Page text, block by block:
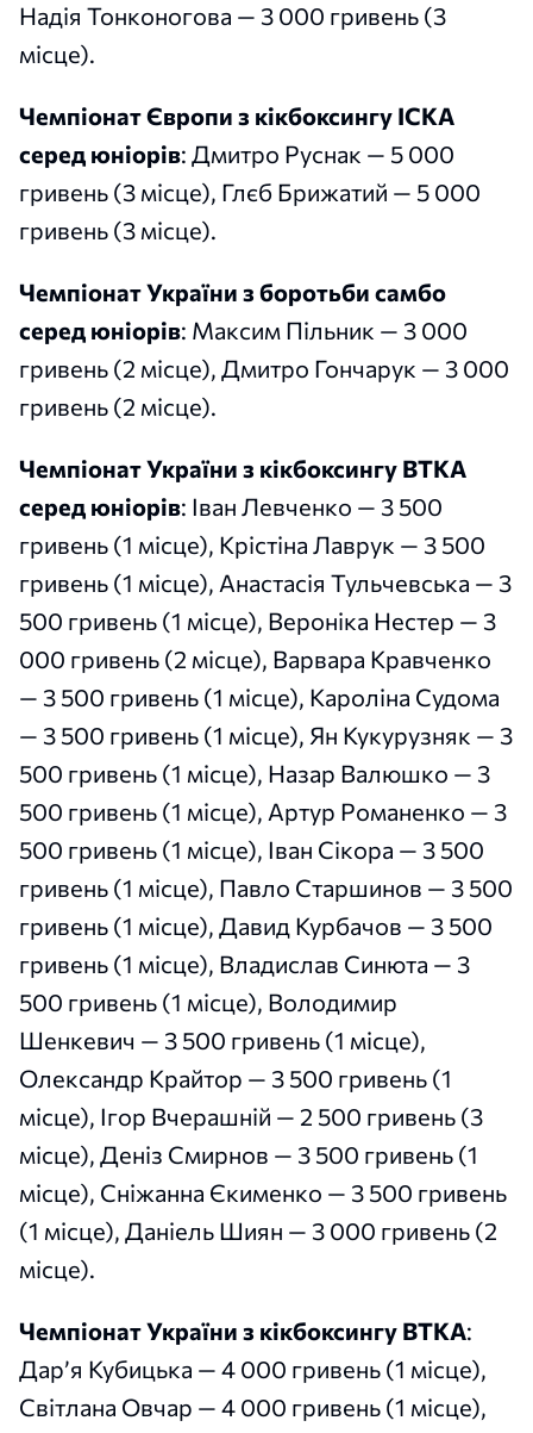
Надія Тонконогова — 3 000 гривень (3
місце).
Чемпіонат Європи з кікбоксингу ІСКА
серед юніорів: Дмитро Руснак — 5 000
гривень (3 місце), Глєб Брижатий — 5 000
гривень (3 місце).
Чемпіонат України з боротьби самбо
серед юніорів: Максим Пільник — 3 000
гривень (2 місце), Дмитро Гончарук — 3 000
гривень (2 місце).
Чемпіонат України з кікбоксингу ВТКА
серед юніорів: Іван Левченко — 3 500
гривень (1 місце), Крістіна Лаврук — 3 500
гривень (1 місце), Анастасія Тульчевська — 3
500 гривень (1 місце), Вероніка Нестер — 3
000 гривень (2 місце), Варвара Кравченко
— 3 500 гривень (1 місце), Кароліна Судома
— 3 500 гривень (1 місце), Ян Кукурузняк — 3
500 гривень (1 місце), Назар Валюшко — 3
500 гривень (1 місце), Артур Романенко — 3
500 гривень (1 місце), Іван Сікора — 3 500
гривень (1 місце), Павло Старшинов — 3 500
гривень (1 місце), Давид Курбачов — 3 500
гривень (1 місце), Владислав Синюта — 3
500 гривень (1 місце), Володимир
Шенкевич — 3 500 гривень (1 місце),
Олександр Крайтор — 3 500 гривень (1
місце), Ігор Вчерашній — 2 500 гривень (3
місце), Деніз Смирнов — 3 500 гривень (1
місце), Сніжанна Єкименко — 3 500 гривень
(1 місце), Даніель Шиян — 3 000 гривень (2
місце).
Чемпіонат України з кікбоксингу ВТКА:
Дар’я Кубицька — 4 000 гривень (1 місце),
Світлана Овчар — 4 000 гривень (1 місце),